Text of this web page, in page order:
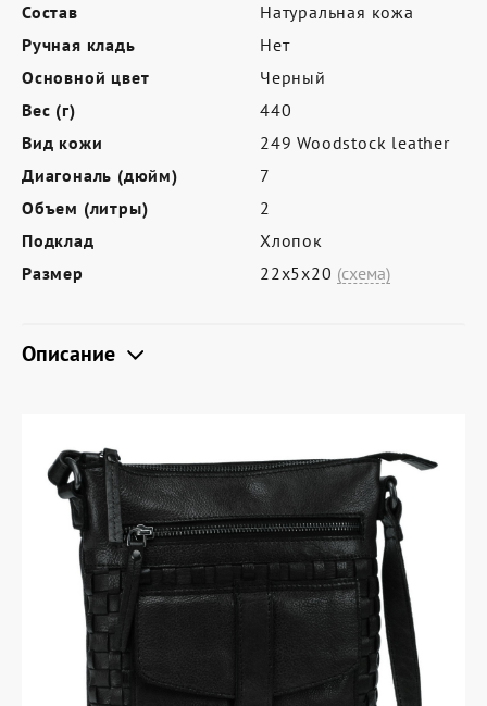
Контакты
Программа лояльности
Политика обработки персональных
данных
Состав
Натуральная кожа
Ручная кладь
Нет
Основной цвет
Черный
Вес (г)
440
Вид кожи
249 Woodstock leather
Диагональ (дюйм)
7
Объем (литры)
2
Подклад
Хлопок
Размер
22х5х20 (схема)
Описание